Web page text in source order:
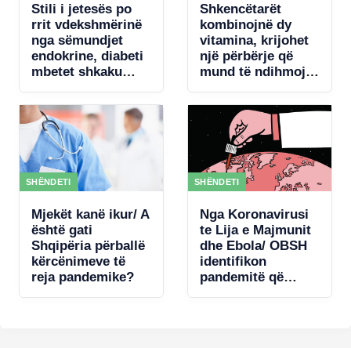
Stili i jetesës po
rrit vdekshmërinë
nga sëmundjet
endokrine, diabeti
mbetet shkaku
Shkencëtarët
kombinojnë dy
vitamina, krijohet
një përbërje që
mund të ndihmojë
trurit
SHËNDETI
Mjekët kanë ikur/ A
është gati
Shqipëria përballë
kërcënimeve të
reja pandemike?
SHËNDETI
Nga Koronavirusi
te Lija e Majmunit
dhe Ebola/ OBSH
identifikon
pandemitë që